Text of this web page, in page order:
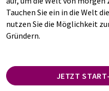
Tauchen Sie ein in die Welt
nutzen Sie die Möglichkeit
Gründern.
JETZT